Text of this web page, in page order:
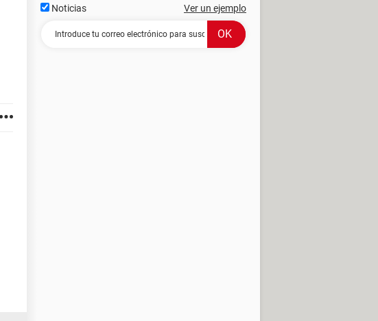
Noticias Ver un ejemplo